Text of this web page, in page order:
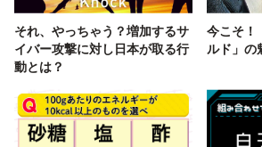
それ、やっちゃう？増加するサ
イバー攻撃に対し日本が取る行
動とは？
今こそ！
ルド」の